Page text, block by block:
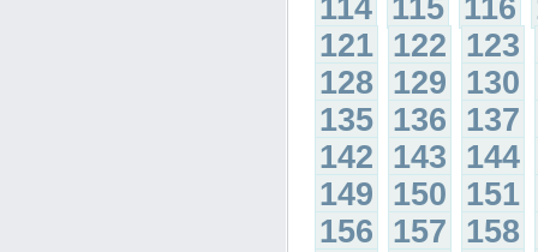
114 115 116
121 122 123
128 129 130
135 136 137
142 143 144
149 150 151
156 157 158